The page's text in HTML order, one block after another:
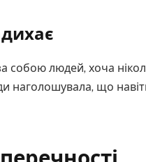
собою людей, хоча
наголошувала, що